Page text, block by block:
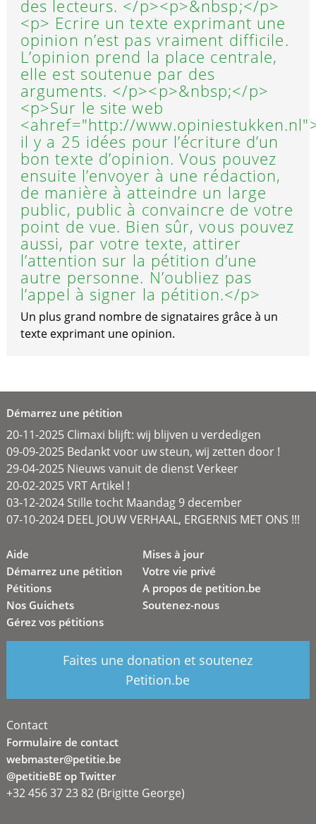
des lecteurs. </p><p>&nbsp;</p>
<p> Ecrire un texte exprimant une
opinion n’est pas vraiment difficile.
L’opinion prend la place centrale,
elle est soutenue par des
arguments. </p><p>&nbsp;</p>
<p>Sur le site web
<ahref="http://
il y a 25 idées pour l’écriture d’un
bon texte d’opinion. Vous pouvez
ensuite l’envoyer à une rédaction,
de manière à atteindre un large
public, public à convaincre de votre
point de vue. Bien sûr, vous pouvez
aussi, par votre texte, attirer
l’attention sur la pétition d’une
autre personne. N’oubliez pas
l’appel à signer la pétition.</p>
Un plus grand nombre de signataires grâce à un
texte exprimant une opinion.
Démarrez une pétition
20-11-2025 Climaxi blijft: wij blijven u verdedigen
09-09-2025 Bedankt voor uw steun, wij zetten door !
29-04-2025 Nieuws vanuit de dienst Verkeer
20-02-2025 VRT Artikel !
03-12-2024 Stille tocht Maandag 9 december
07-10-2024 DEEL JOUW VERHAAL, ERGERNIS MET ONS !!!
Aide
Démarrez une pétition
Pétitions
Nos Guichets
Gérez vos pétitions
Mises à jour
Votre vie privé
A propos de petition.be
Soutenez-nous
Faites une donation et soutenez
Petition.be
Contact
Formulaire de contact
webmaster@petitie.be
@petitieBE op Twitter
+32 456 37 23 82 (Brigitte George)